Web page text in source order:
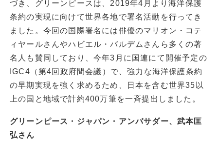
づき、グリーンピースは、2019年4月より海洋保護
条約の実現に向けて世界各地で署名活動を行ってき
ました。今回の国際署名には俳優のマリオン・コテ
ィヤールさんやハビエル・バルデムさんら多くの著
名人も賛同しており、今年3月に国連にて開催予定の
IGC4（第4回政府間会議）で、強力な海洋保護条約
の早期実現を強く求めるため、日本を含む世界35以
上の国と地域で計約400万筆を一斉提出しました。
グリーンピース・ジャパン・アンバサダー、武本匡
弘さん